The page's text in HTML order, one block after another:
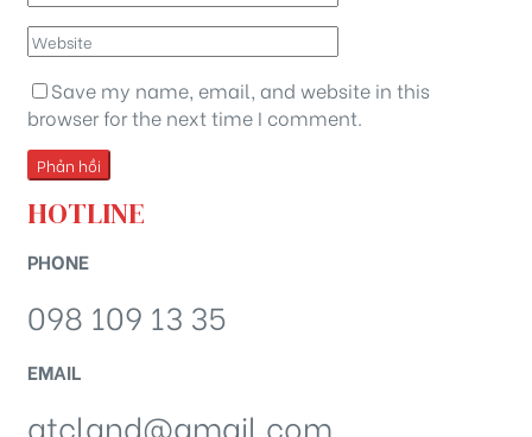
Save my name, email, and website in this
browser for the next time I comment.
HOTLINE
PHONE
098 109 13 35
EMAIL
qtcland@gmail.com